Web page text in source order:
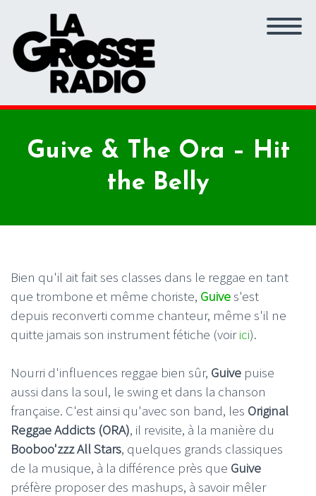
Guive & The Ora – Hit
the Belly
Bien qu'il ait fait ses classes dans le reggae en tant
que trombone et même choriste, Guives'est
depuis reconverti comme chanteur, même s'il ne
quitte jamais son instrument fétiche (voirici).
Nourri d'influences reggae bien sûr, Guive puise
aussi dans la soul, le swing et dans la chanson
française. C'est ainsi qu'avec son band, les Original
Reggae Addicts (ORA), il revisite, à la manière du
Booboo'zzz All Stars, quelques grands classiques
de la musique, à la différence près que Guive
préfère proposer des mashups, à savoir mêler